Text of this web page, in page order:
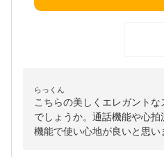
らっくん
こちらの美しくエレガント
でしょうか。通話機能や心
機能で使い心地が良いと思い